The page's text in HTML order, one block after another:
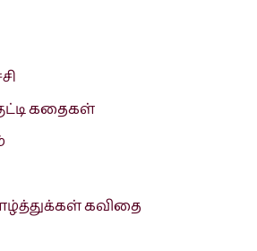
கதைகள்
கவிதை